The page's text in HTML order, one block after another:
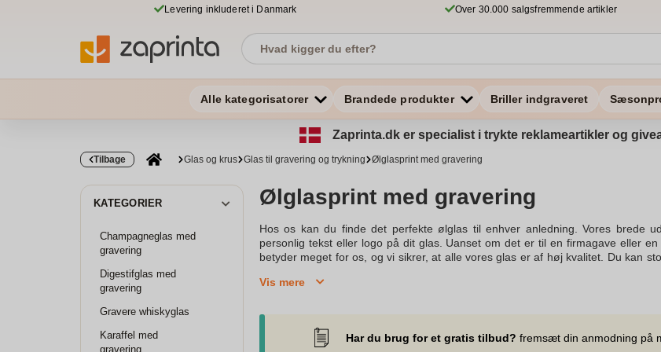
Levering inkluderet i Danmark Over 30.000 salgsfremmende artikler
Alle kategorisatorer Brandede produkter Briller indgraveret
Zaprinta.dk er specialist i trykte reklameartikler og
Tilbage Glas og krus Glas til gravering og trykning Ølglasprint med gravering
KATEGORIER
Champagneglas med
gravering
Digestifglas med
gravering
Gravere whiskyglas
Karaffel med
gravering
Ølglasprint med gravering
Hos os kan du finde det perfekte ølglas til enhver anledning. Vores brede
personlig tekst eller logo på dit glas. Uanset om det er til en firmagave eller
betyder meget for os, og vi sikrer, at alle vores glas er af høj kvalitet. Du kan
så kontakt gerne vores dedikerede team, som altid står klar til at hjælpe. Med
på, at vores produkter vil gøre dine venner glade.
Ølglasprint med gravering
Vis mere
Har du brug for et gratis tilbud? fremsæt din anmodning på